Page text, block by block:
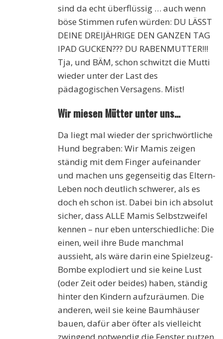
sind da echt überflüssig … auch wenn
böse Stimmen rufen würden: DU LÄSST
DEINE DREIJÄHRIGE DEN GANZEN TAG
IPAD GUCKEN??? DU RABENMUTTER!!!
Tja, und BÄM, schon schwitzt die Mutti
wieder unter der Last des
pädagogischen Versagens. Mist!
Wir miesen Mütter unter uns…
Da liegt mal wieder der sprichwörtliche
Hund begraben: Wir Mamis zeigen
ständig mit dem Finger aufeinander
und machen uns gegenseitig das Eltern-
Leben noch deutlich schwerer, als es
doch eh schon ist. Dabei bin ich absolut
sicher, dass ALLE Mamis Selbstzweifel
kennen – nur eben unterschiedliche: Die
einen, weil ihre Bude manchmal
aussieht, als wäre darin eine Spielzeug-
Bombe explodiert und sie keine Lust
(oder Zeit oder beides) haben, ständig
hinter den Kindern aufzuräumen. Die
anderen, weil sie keine Baumhäuser
bauen, dafür aber öfter als vielleicht